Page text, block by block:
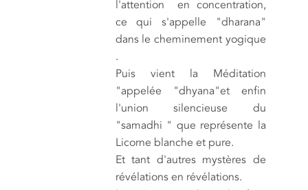
l'attention en concentration,
ce qui s'appelle "dharana"
dans le cheminement yogique
.
Puis vient la Méditation
"appelée "dhyana"et enfin
l'union silencieuse du
"samadhi " que représente la
Licorne blanche et pure.
Et tant d'autres mystères de
révélations en révélations.